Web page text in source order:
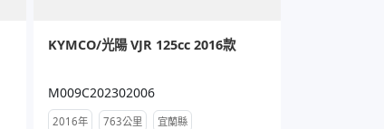
KYMCO/光陽 VJR 125cc 2016款
M009C202302006
2016年 763公里 宜蘭縣